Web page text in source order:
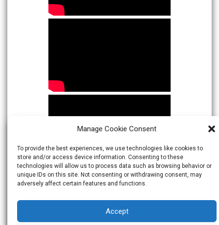
Manage Cookie Consent
To provide the best experiences, we use technologies like cookies to
store and/or access device information. Consenting to these
technologies will allow us to process data such as browsing behavior or
unique IDs on this site. Not consenting or withdrawing consent, may
adversely affect certain features and functions.
Accept